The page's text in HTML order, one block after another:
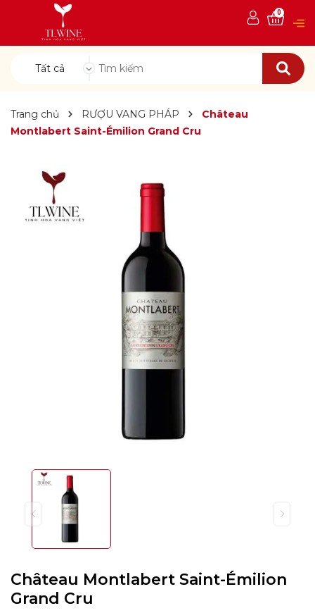
Tất cả
0
Trang chủ RƯỢU VANG PHÁP
Château
Montlabert Saint-Émilion Grand Cru
Château Montlabert Saint-Émilion
Grand Cru